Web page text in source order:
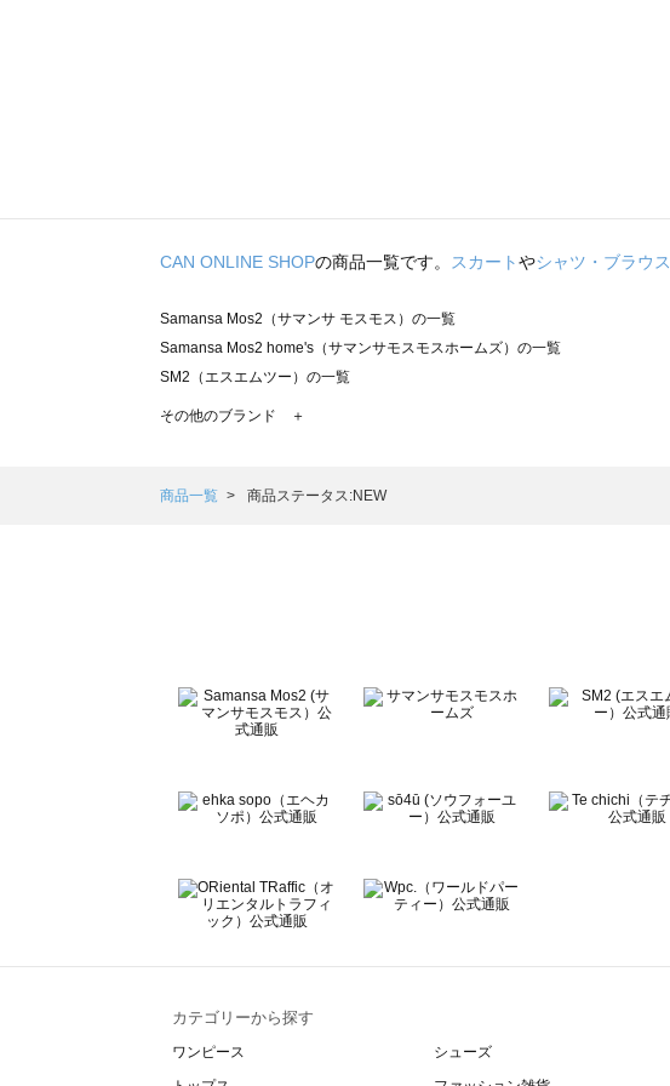
CAN ONLINE SHOPの商品一覧です。 スカートやシャツ・ブラウス
Samansa Mos2（サマンサ モスモス）の一覧
Samansa Mos2 home's（サマンサモスモスホームズ）の一覧
SM2（エスエムツー）の一覧
TSUHARU by Samansa Mos2（ツハルバイサマンサモスモス）の一覧
Samansa Mos2 Lagom（サマンサモスモス ラーゴム）の一覧
BETTY'S BLUE（べティーズブルー）の一覧
Wpc.（ワールドパーティー）の一覧
その他のブランド ＋
商品一覧 商品ステータス:NEW
カテゴリーから探す
ワンピース
シューズ